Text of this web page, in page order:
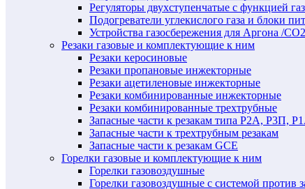
Регуляторы двухступенчатые c функцией
Подогреватели углекислого газа и блоки
Устройства газосбережения для Аргона /
Резаки газовые и комплектующие к ним
Резаки керосиновые
Резаки пропановые инжекторные
Резаки ацетиленовые инжекторные
Резаки комбинированные инжекторные
Резаки комбинированные трехтрубные
Запасные части к резакам типа Р2А, Р3П,
Запасные части к трехтрубным резакам
Запасные части к резакам GCE
Горелки газовые и комплектующие к ним
Горелки газовоздушные
Горелки газовоздушные с системой против